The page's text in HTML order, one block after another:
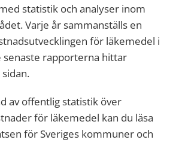
statistik och analyser inom
Varje år sammanställs en
för läkemedel i
senaste rapporterna hittar
av offentlig statistik över
för läkemedel kan du läsa
för Sveriges kommuner och